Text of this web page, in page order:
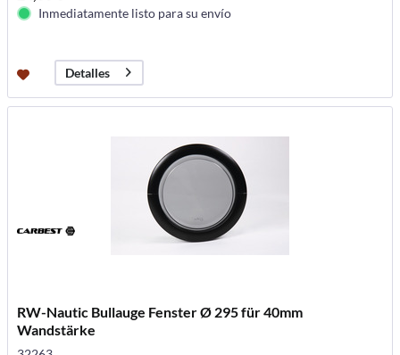
Inmediatamente listo para su envío
Detalles
RW-Nautic Bullauge Fenster Ø 295 für 40mm
Wandstärke